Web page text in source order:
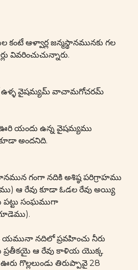
కంటే ఆళ్వార్ల జన్మస్థానమునకు గల
వివరించుచున్నారు.
ఉళ్ళ వైషమ్యమ్ వాచామగోచరమ్
ఊరి యందు ఉన్న వైషమ్యము
అందనిది.
గంగా నదికి అశిష్ఠ పరిగ్రాహము
ఆ రేవు కూడా ఓడల రేవు అయ్యి
సంఘముగా
యమునా నదిలో ప్రవహించు నీరు
ప్రతీకయై ఆ రేవు కాళియ యొక్క
గొల్లలుండు తిరుప్పావై 28